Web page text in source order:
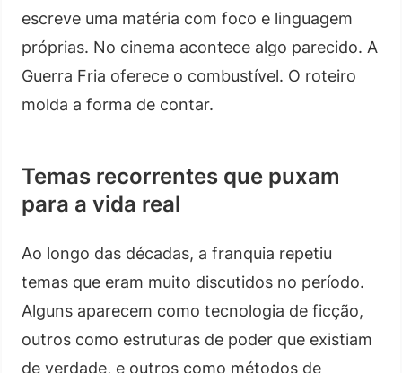
escreve uma matéria com foco e linguagem
próprias. No cinema acontece algo parecido. A
Guerra Fria oferece o combustível. O roteiro
molda a forma de contar.
Temas recorrentes que puxam
para a vida real
Ao longo das décadas, a franquia repetiu
temas que eram muito discutidos no período.
Alguns aparecem como tecnologia de ficção,
outros como estruturas de poder que existiam
de verdade, e outros como métodos de